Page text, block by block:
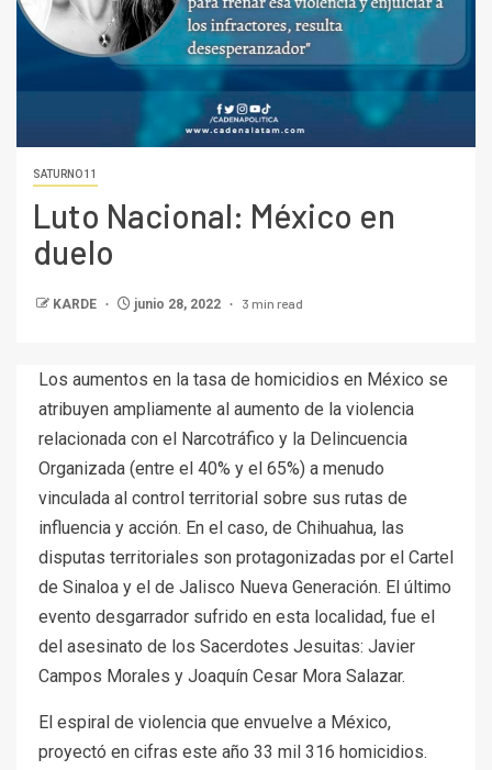
SATURNO 11
Luto Nacional: México en
duelo
KARDE junio 28, 2022 3 min read
Los aumentos en la tasa de homicidios en México se
atribuyen ampliamente al aumento de la violencia
relacionada con el Narcotráfico y la Delincuencia
Organizada (entre el 40% y el 65%) a menudo
vinculada al control territorial sobre sus rutas de
influencia y acción. En el caso, de Chihuahua, las
disputas territoriales son protagonizadas por el Cartel
de Sinaloa y el de Jalisco Nueva Generación. El último
evento desgarrador sufrido en esta localidad, fue el
del asesinato de los Sacerdotes Jesuitas: Javier
Campos Morales y Joaquín Cesar Mora Salazar.
El espiral de violencia que envuelve a México,
proyectó en cifras este año 33 mil 316 homicidios.